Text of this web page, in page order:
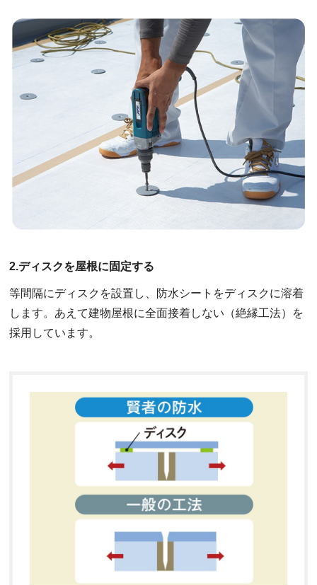
2.ディスクを屋根に固定する
等間隔にディスクを設置し、防水シートをディスクに溶着
します。あえて建物屋根に全面接着しない（絶縁工法）を
採用しています。